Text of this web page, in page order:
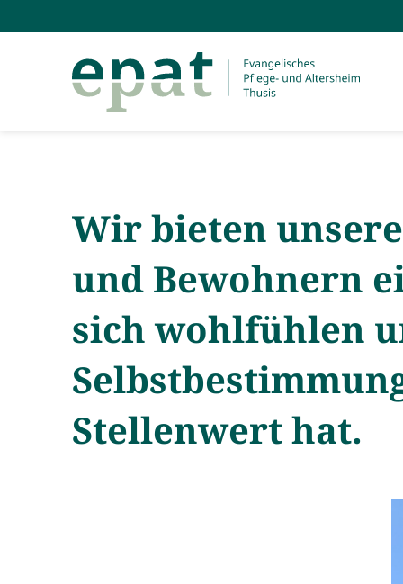
Wir bieten
und Bewohnern
sich wohlfühlen
Stellenwert hat.